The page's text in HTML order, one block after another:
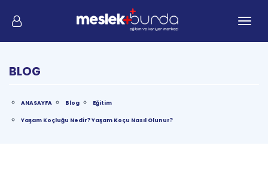
BLOG
ANASAYFA Blog Eğitim
Yaşam Koçluğu Nedir? Yaşam Koçu Nasıl Olunur?